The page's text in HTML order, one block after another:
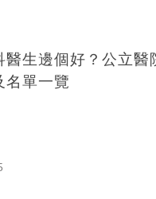
生邊個好？公立醫
名單一覽